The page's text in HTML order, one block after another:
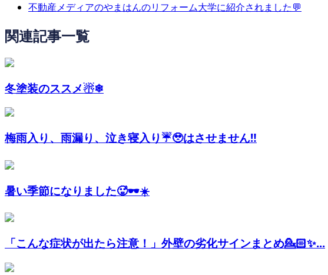
不動産メディアのやまはんのリフォーム大学に紹介されました︎💬
関連記事一覧
冬塗装のススメ☃❄
梅雨入り、雨漏り、泣き寝入り☔️🥹‪はさせません‼️
暑い季節になりました🥵🕶️☀️
「こんな症状が出たら注意！」外壁の劣化サインまとめ💁🏻✨...